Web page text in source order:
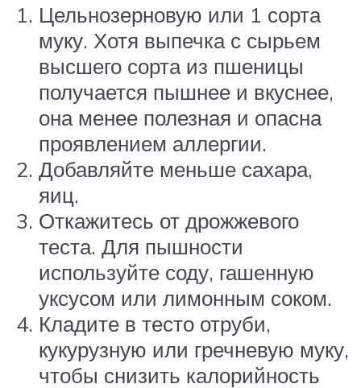
Цельнозерновую или 1 сорта
муку. Хотя выпечка с сырьем
высшего сорта из пшеницы
получается пышнее и вкуснее,
она менее полезная и опасна
проявлением аллергии.
Добавляйте меньше сахара,
яиц.
Откажитесь от дрожжевого
теста. Для пышности
используйте соду, гашенную
уксусом или лимонным соком.
Кладите в тесто отруби,
кукурузную или гречневую муку,
чтобы снизить калорийность